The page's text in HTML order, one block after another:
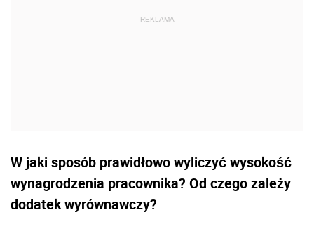
W jaki sposób prawidłowo wyliczyć wysokość
wynagrodzenia pracownika? Od czego zależy
dodatek wyrównawczy?